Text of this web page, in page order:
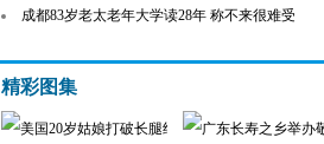
成都83岁老太老年大学读28年 称不来很难受
精彩图集